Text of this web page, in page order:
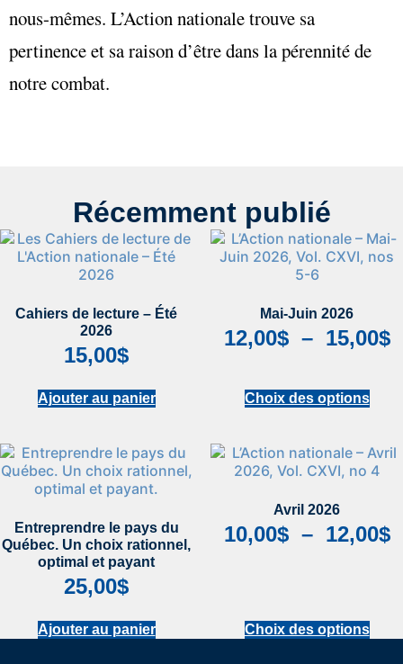
nous-mêmes. L’Action nationale trouve sa
pertinence et sa raison d’être dans la pérennité de
notre combat.
Récemment publié
Cahiers de lecture – Été
2026
15,00$
Ajouter au panier
Mai-Juin 2026
12,00$ – 15,00$
Choix des options
Entreprendre le pays du
Québec. Un choix rationnel,
optimal et payant
25,00$
Ajouter au panier
Avril 2026
10,00$ – 12,00$
Choix des options